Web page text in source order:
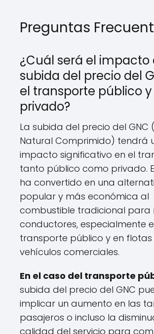
Preguntas
¿Cuál será el impacto
subida del precio del
el transporte público y
privado?
La subida del precio del GNC
Natural Comprimido) tendrá
impacto significativo en el
tanto público como privado.
ha convertido en una
popular y más económica al
combustible tradicional para
conductores, especialmente
transporte público y en flotas
vehículos comerciales.
En el caso del transporte
subida del precio del GNC
implicar un aumento en las
pasajeros o incluso la
calidad del servicio para